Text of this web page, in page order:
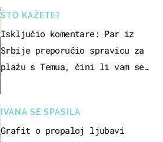
ŠTO KAŽETE?
Isključio komentare: Par iz
Srbije preporučio spravicu za
plažu s Temua, čini li vam se
IVANA SE SPASILA
Grafit o propaloj ljubavi